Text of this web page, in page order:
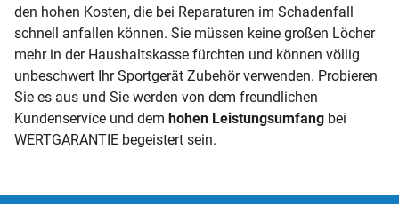
den hohen Kosten, die bei Reparaturen im Schadenfall
schnell anfallen können. Sie müssen keine großen Löcher
mehr in der Haushaltskasse fürchten und können völlig
unbeschwert Ihr Sportgerät Zubehör verwenden. Probieren
Sie es aus und Sie werden von dem freundlichen
Kundenservice und dem hohen Leistungsumfang bei
WERTGARANTIE begeistert sein.